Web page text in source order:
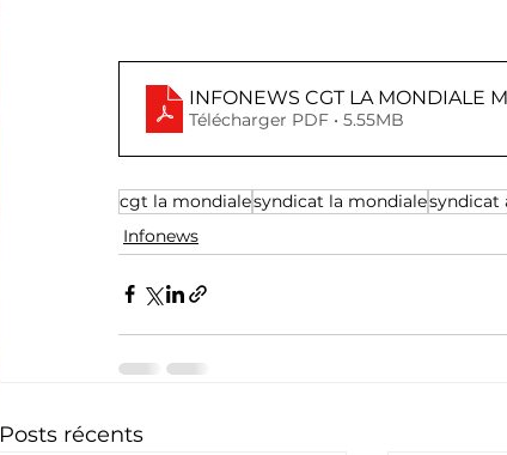
INFONEWS CGT LA MONDIALE
Télécharger PDF • 5.55MB
cgt la mondialesyndicat la mondialesyndicat
Infonews
Posts récents